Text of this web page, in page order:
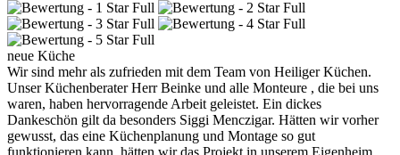
neue Küche
Wir sind mehr als zufrieden mit dem Team von Heiliger Küchen.
Unser Küchenberater Herr Beinke und alle Monteure , die bei uns
waren, haben hervorragende Arbeit geleistet. Ein dickes
Dankeschön gilt da besonders Siggi Menczigar. Hätten wir vorher
gewusst, das eine Küchenplanung und Montage so gut
funktionieren kann, hätten wir das Projekt in unserem Eigenheim